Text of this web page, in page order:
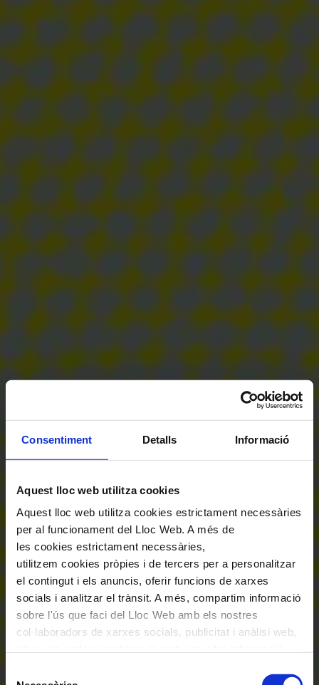
Consentiment Detalls Informació
Aquest lloc web utilitza cookies
Aquest lloc web utilitza cookies estrictament necessàries
per al funcionament del Lloc Web. A més de
les cookies estrictament necessàries,
utilitzem cookies pròpies i de tercers per a personalitzar
el contingut i els anuncis, oferir funcions de xarxes
socials i analitzar el trànsit. A més, compartim informació
sobre l'ús que faci del Lloc Web amb els nostres
col·laboradors de xarxes socials, publicitat i anàlisi web,